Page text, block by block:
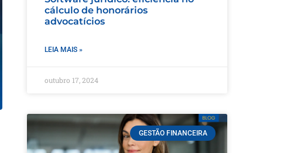
cálculo de honorários
advocatícios
LEIA MAIS »
outubro 17, 2024
GESTÃO FINANCEIRA